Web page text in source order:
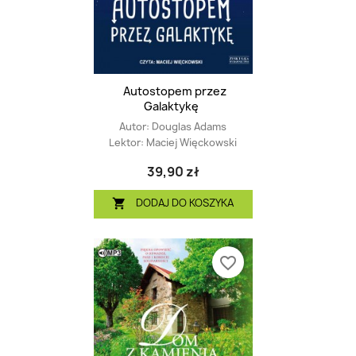
Autostopem przez
Galaktykę
Autor: Douglas Adams
Lektor: Maciej Więckowski
39,90 zł
 DODAJ DO KOSZYKA
favorite_border